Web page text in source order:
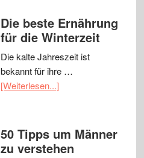
Die beste Ernährung
für die Winterzeit
Die kalte Jahreszeit ist
bekannt für ihre …
[Weiterlesen...]
50 Tipps um Männer
zu verstehen